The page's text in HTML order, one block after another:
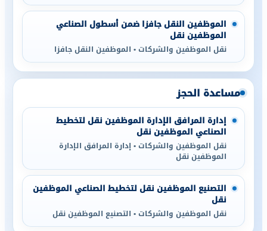
الموظفين النقل جافزا ضمن أسطول الصناعي
الموظفين نقل
نقل الموظفين والشركات • الموظفين النقل جافزا
مساعدة الحجز
إدارة المرافق الإدارة الموظفين نقل لتخطيط
الصناعي الموظفين نقل
نقل الموظفين والشركات • إدارة المرافق الإدارة
الموظفين نقل
التصنيع الموظفين نقل لتخطيط الصناعي الموظفين
نقل
نقل الموظفين والشركات • التصنيع الموظفين نقل